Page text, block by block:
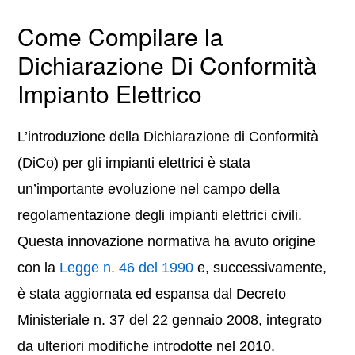
Come Compilare la
Dichiarazione Di Conformità
Impianto Elettrico
L’introduzione della Dichiarazione di Conformità
(DiCo) per gli impianti elettrici è stata
un’importante evoluzione nel campo della
regolamentazione degli impianti elettrici civili.
Questa innovazione normativa ha avuto origine
con la Legge n. 46 del 1990 e, successivamente,
è stata aggiornata ed espansa dal Decreto
Ministeriale n. 37 del 22 gennaio 2008, integrato
da ulteriori modifiche introdotte nel 2010.